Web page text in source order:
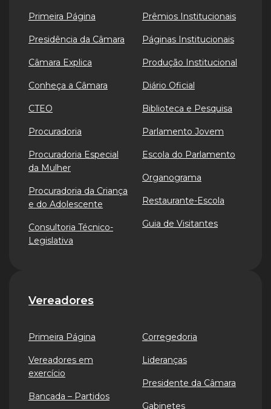
Primeira Página
Presidência da Câmara
Câmara Explica
Conheça a Câmara
CTEO
Procuradoria
Procuradoria Especial
da Mulher
Procuradoria da Criança
e do Adolescente
Consultoria Técnico-
Legislativa
Prêmios Institucionais
Páginas Institucionais
Produção Institucional
Diário Oficial
Biblioteca e Pesquisa
Parlamento Jovem
Escola do Parlamento
Organograma
Restaurante-Escola
Guia de Visitantes
Vereadores
Primeira Página
Vereadores em
exercício
Bancada – Partidos
Corregedoria
Lideranças
Presidente da Câmara
Gabinetes